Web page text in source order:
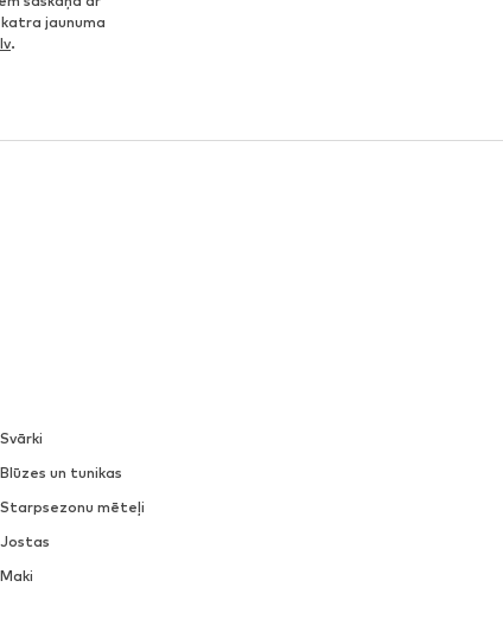
jaunuma
.
Svārki
Blūzes un tunikas
Starpsezonu mēteļi
Jostas
Maki